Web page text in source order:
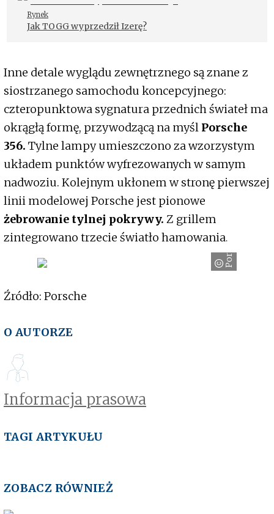
Rynek
Jak TOGG wyprzedził Izerę?
Inne detale wyglądu zewnętrznego są znane z
siostrzanego samochodu koncepcyjnego:
czteropunktowa sygnatura przednich świateł ma
okrągłą formę, przywodzącą na myśl Porsche
356. Tylne lampy umieszczono za wzorzystym
układem punktów wyfrezowanych w samym
nadwoziu. Kolejnym ukłonem w stronę pierwszej
linii modelowej Porsche jest pionowe
żebrowanie tylnej pokrywy. Z grillem
zintegrowano trzecie światło hamowania.Porsche
Źródło: Porsche
O AUTORZE
Informacja prasowa
TAGI ARTYKUŁU
ZOBACZ RÓWNIEŻ